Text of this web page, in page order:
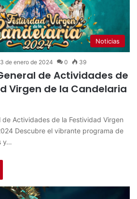
Noticias
de enero de 2024 0 39
de Actividades de
Virgen de la Candelaria
de Actividades de la Festividad Virgen
Descubre el vibrante programa de
y…